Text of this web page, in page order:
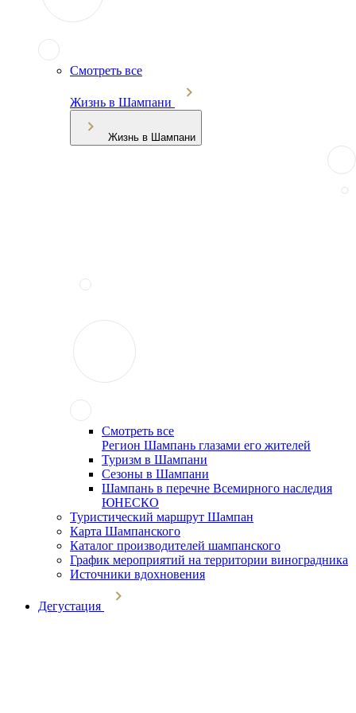
Смотреть все
Жизнь в Шампани
Жизнь в Шампани
Смотреть все
Регион Шампань глазами его жителей
Туризм в Шампани
Сезоны в Шампани
Шампань в перечне Всемирного наследия
ЮНЕСКО
Туристический маршрут Шампан
Карта Шампанского
Каталог производителей шампанского
График мероприятий на территории виноградника
Источники вдохновения
Дегустация